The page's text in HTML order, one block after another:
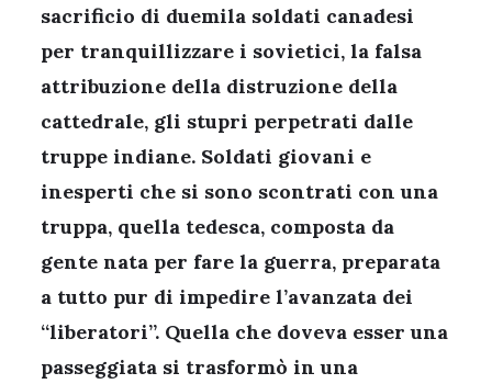
sacrificio di duemila soldati canadesi
per tranquillizzare i sovietici, la falsa
attribuzione della distruzione della
cattedrale, gli stupri perpetrati dalle
truppe indiane. Soldati giovani e
inesperti che si sono scontrati con una
truppa, quella tedesca, composta da
gente nata per fare la guerra, preparata
a tutto pur di impedire l’avanzata dei
“liberatori”. Quella che doveva esser una
passeggiata si trasformò in una